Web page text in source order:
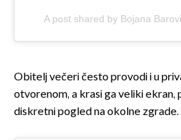
A post shared by Bojana
Obitelj večeri često provodi i u
otvorenom, a krasi ga veliki ekran,
diskretni pogled na okolne zgrade.